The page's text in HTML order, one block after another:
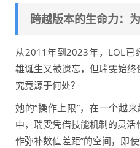
跨越版本的生命力：
从2011年到2023年，LOL已
雄诞生又被遗忘，但瑞雯始
究竟源于何处？
她的“操作上限”，在一个越
中，瑞雯凭借技能机制的灵
作弥补数值差距”的空间，即